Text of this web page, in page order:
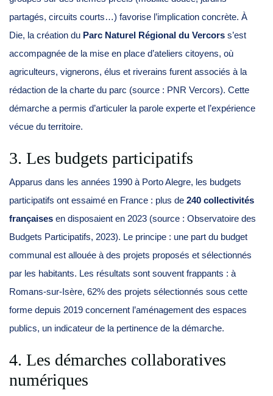
partagés, circuits courts…) favorise l’implication concrète. À
Die, la création du Parc Naturel Régional du Vercors s’est
accompagnée de la mise en place d’ateliers citoyens, où
agriculteurs, vignerons, élus et riverains furent associés à la
rédaction de la charte du parc (source : PNR Vercors). Cette
démarche a permis d’articuler la parole experte et l’expérience
vécue du territoire.
3. Les budgets participatifs
Apparus dans les années 1990 à Porto Alegre, les budgets
participatifs ont essaimé en France : plus de 240 collectivités
françaises en disposaient en 2023 (source : Observatoire des
Budgets Participatifs, 2023). Le principe : une part du budget
communal est allouée à des projets proposés et sélectionnés
par les habitants. Les résultats sont souvent frappants : à
Romans-sur-Isère, 62% des projets sélectionnés sous cette
forme depuis 2019 concernent l’aménagement des espaces
publics, un indicateur de la pertinence de la démarche.
4. Les démarches collaboratives
numériques